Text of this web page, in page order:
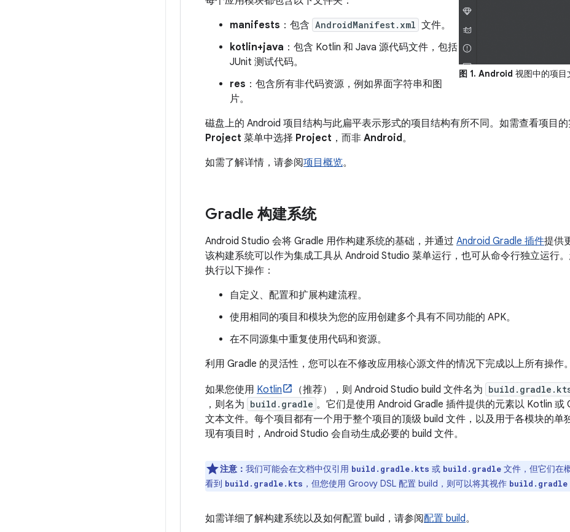
图 1. Android 视图中的项目
manifests ：包含 AndroidManifest.xml 文件。
kotlin+java ：包含 Kotlin 和 Java 源代码文件，包括
JUnit 测试代码。
res ：包含所有非代码资源，例如界面字符串和图
片。
磁盘上的 Android 项目结构与此扁平表示形式的项目结构有所不同。如需查看项目
Project 菜单中选择 Project ，而非 Android。
如需了解详情，请参阅项目概览。
Gradle 构建系统
Android Studio 会将 Gradle 用作构建系统的基础，并通过 Android Gradle 插件提供
该构建系统可以作为集成工具从 Android Studio 菜单运行，也可从命令行独立运行
执行以下操作：
自定义、配置和扩展构建流程。
使用相同的项目和模块为您的应用创建多个具有不同功能的 APK。
在不同源集中重复使用代码和资源。
利用 Gradle 的灵活性，您可以在不修改应用核心源文件的情况下完成以上所有操作。
如果您使用 Kotlin （推荐），则 Android Studio build 文件名为
，则名为 build.gradle 。它们是使用 Android Gradle 插件提供的元素以 Kotlin 或
文本文件。每个项目都有一个用于整个项目的顶级 build 文件，以及用于各模块的单
现有项目时，Android Studio 会自动生成必要的 build 文件。
注意： 我们可能会在文档中仅引用 build.gradle.kts 或 build.gradle 文件，但它们在
看到 build.gradle.kts ，但您使用 Groovy DSL 配置 build，则可以将其视作 build.gradle
如需详细了解构建系统以及如何配置 build，请参阅配置 build。